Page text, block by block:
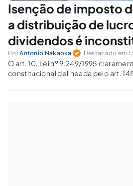
Isenção de imposto
a distribuição de
dividendos é
PorAntonio Nakaoka Destacado em
O art. 10, Lei nº 9.249/1995
constitucional delineada pelo art.
capacidade contributiva, pois